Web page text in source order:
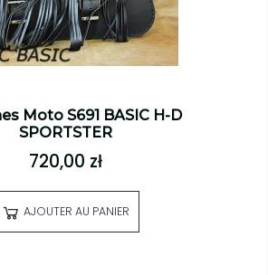
Moto S691 BASIC H-D
SPORTSTER
720,00 zł
AJOUTER AU PANIER